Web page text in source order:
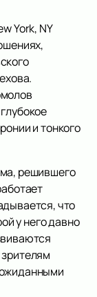
York, NY
и тонкого
решившего
что
у него давно